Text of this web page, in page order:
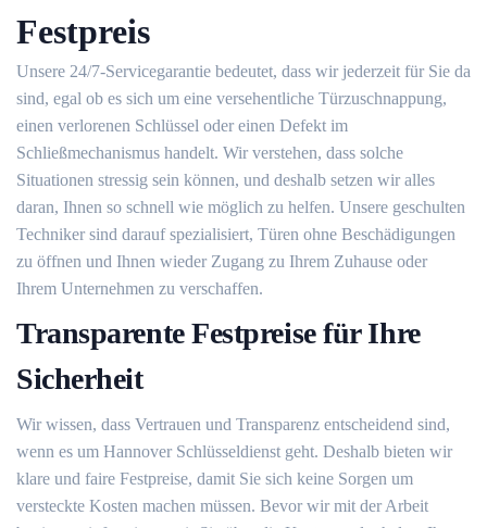
Festpreis
Unsere 24/7-Servicegarantie bedeutet, dass wir jederzeit für Sie da
sind, egal ob es sich um eine versehentliche Türzuschnappung,
einen verlorenen Schlüssel oder einen Defekt im
Schließmechanismus handelt. Wir verstehen, dass solche
Situationen stressig sein können, und deshalb setzen wir alles
daran, Ihnen so schnell wie möglich zu helfen. Unsere geschulten
Techniker sind darauf spezialisiert, Türen ohne Beschädigungen
zu öffnen und Ihnen wieder Zugang zu Ihrem Zuhause oder
Ihrem Unternehmen zu verschaffen.
Transparente Festpreise für Ihre
Sicherheit
Wir wissen, dass Vertrauen und Transparenz entscheidend sind,
wenn es um Hannover Schlüsseldienst geht. Deshalb bieten wir
klare und faire Festpreise, damit Sie sich keine Sorgen um
versteckte Kosten machen müssen. Bevor wir mit der Arbeit